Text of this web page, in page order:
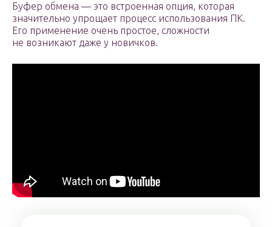
Буфер обмена — это встроенная опция, которая
значительно упрощает процесс использования ПК.
Его применение очень простое, сложности
не возникают даже у новичков.